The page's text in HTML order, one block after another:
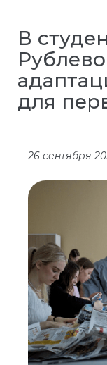
В
для
26 сентября